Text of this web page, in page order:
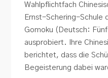
Wahlpflichtfach
Ernst-Schering-Schule
Gomoku (Deutsch:
ausprobiert. Ihre
berichtet, dass die
Begeisterung dabei